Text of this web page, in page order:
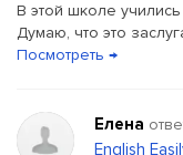
В этой школе
Думаю, что это
Посмотреть →
Елена
English